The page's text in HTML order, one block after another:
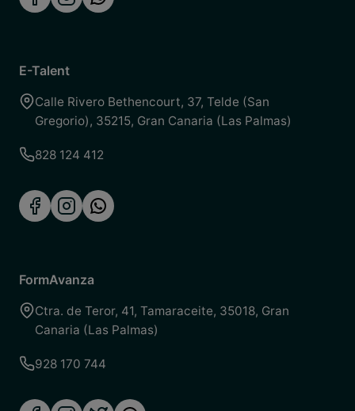
E-Talent
Calle Rivero Bethencourt, 37, Telde (San
Gregorio), 35215, Gran Canaria (Las Palmas)
828 124 412
FormAvanza
Ctra. de Teror, 41, Tamaraceite, 35018, Gran
Canaria (Las Palmas)
928 170 744